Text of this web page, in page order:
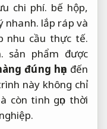
chi phí. bế hộp,
nhanh. lắp ráp và
nhu cầu thực tế.
sản phẩm được
đúng hẹn đến
này không chỉ
còn tinh gọn thời